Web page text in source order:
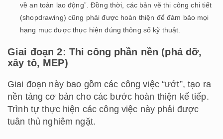
về an toàn lao động”. Đồng thời, các bản vẽ thi công chi tiết
(shopdrawing) cũng phải được hoàn thiện để đảm bảo mọi
hạng mục được thực hiện đúng thông số kỹ thuật.
Giai đoạn 2: Thi công phần nền (phá dỡ,
xây tô, MEP)
Giai đoạn này bao gồm các công việc “ướt”, tạo ra
nền tảng cơ bản cho các bước hoàn thiện kế tiếp.
Trình tự thực hiện các công việc này phải được
tuân thủ nghiêm ngặt.